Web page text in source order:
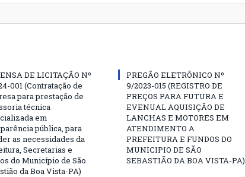
DE LICITAÇÃO Nº
001 (Contratação de
para prestação de
técnica
em
pública, para
as necessidades da
Secretarias e
do Município de São
da Boa Vista-PA)
PREGÃO ELETRÔNICO Nº
9/2023-015 (REGISTRO DE
PREÇOS PARA FUTURA E
EVENUAL AQUISIÇÃO DE
LANCHAS E MOTORES EM
ATENDIMENTO A
PREFEITURA E FUNDOS DO
MUNICIPIO DE SÃO
SEBASTIÃO DA BOA VISTA-PA)